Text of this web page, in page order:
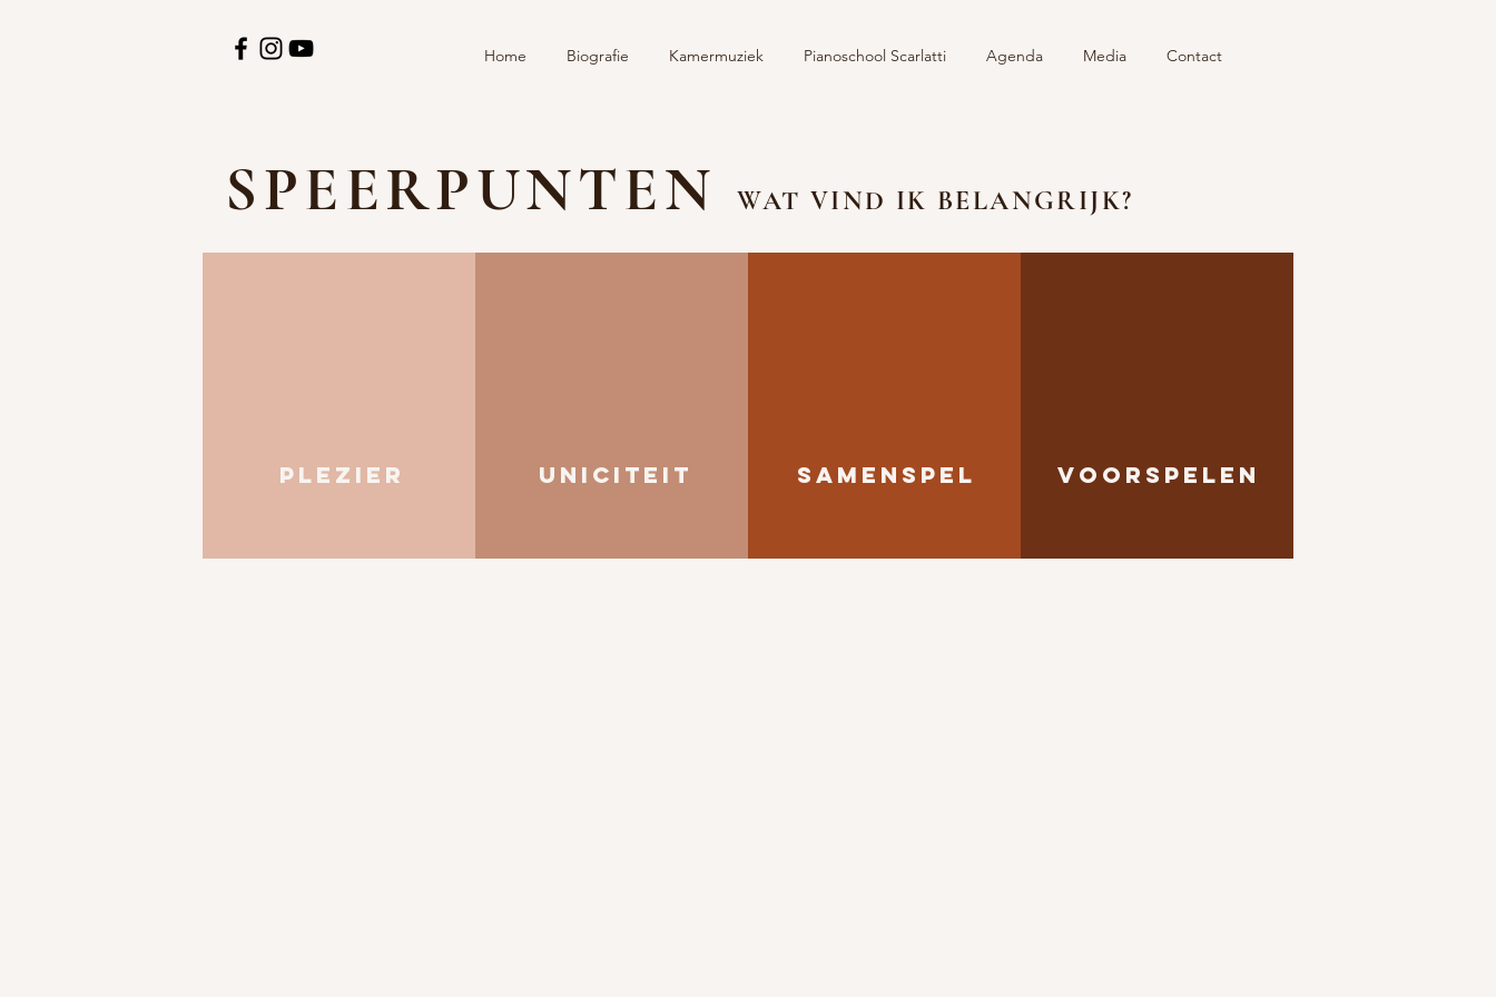
Home Biografie Kamermuziek Pianoschool Scarlatti Agenda Media Contact
SPEERPUNTENWAT VIND IK BELANGRIJK?
PLEZIER UNICITEIT SAMENSPEL VOORSPELEN